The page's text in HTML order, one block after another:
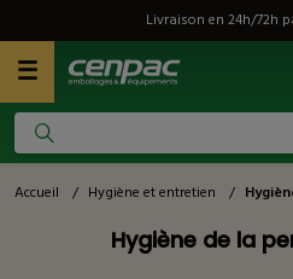
Livraison en 24h/72h
Accueil / Hygiène et entretien /
Hygiène de la